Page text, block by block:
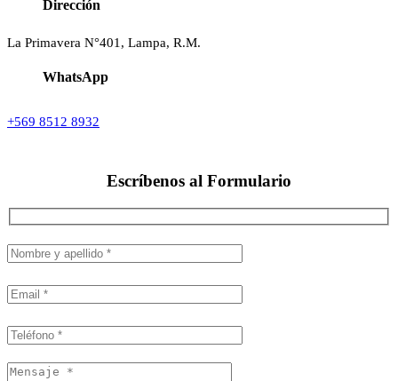
Dirección
La Primavera N°401, Lampa, R.M.
WhatsApp
+569 8512 8932
Escríbenos al Formulario